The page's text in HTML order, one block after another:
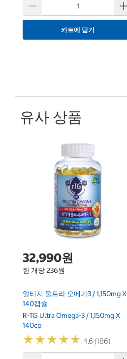
카트에 담기
유사 상품
32,990원
한 개당 236원
알티지 울트라 오메가3 / 1,150mg X
140캡슐
R-TG Ultra Omega-3 / 1,150mg X
140cp
★★★★★
★★★★★ 4.6 (186)